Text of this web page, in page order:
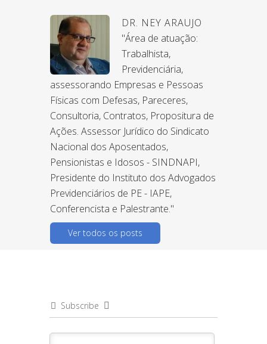
DR. NEY ARAUJO
"Área de atuação:
Trabalhista,
Previdenciária,
assessorando Empresas e Pessoas
Físicas com Defesas, Pareceres,
Consultoria, Contratos, Propositura de
Ações. Assessor Jurídico do Sindicato
Nacional dos Aposentados,
Pensionistas e Idosos - SINDNAPI,
Presidente do Instituto dos Advogados
Previdenciários de PE - IAPE,
Conferencista e Palestrante."
Ver todos os posts
Subscribe